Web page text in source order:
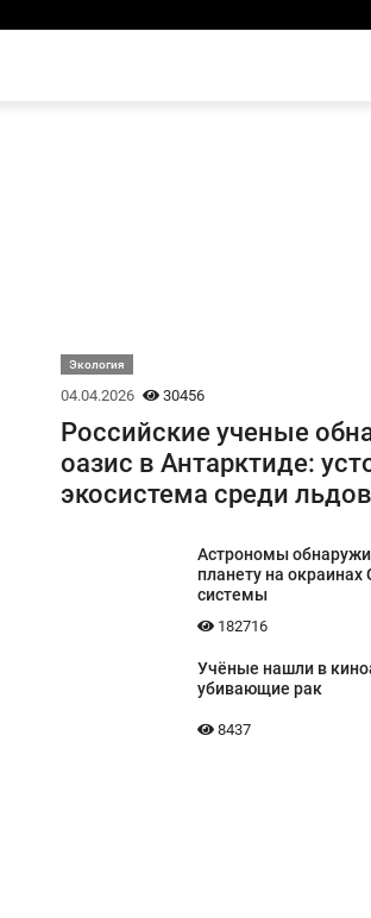
Экология
04.04.2026 30456
Российские ученые
оазис в Антарктиде:
экосистема среди льдов
Астрономы
планету на окраинах
системы
182716
Учёные нашли в
убивающие рак
8437